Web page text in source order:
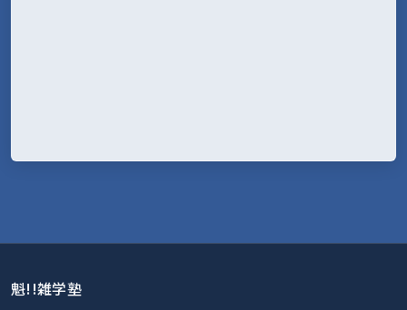
魁!!雑学塾